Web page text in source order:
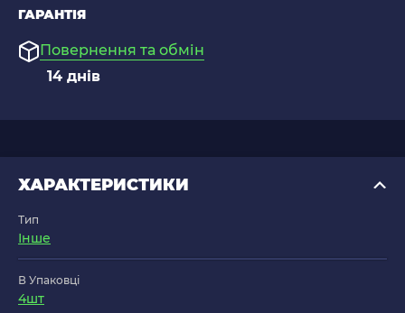
ГАРАНТІЯ
Повернення та обмін
14 днів
ХАРАКТЕРИСТИКИ
Тип
Інше
В Упаковці
4шт